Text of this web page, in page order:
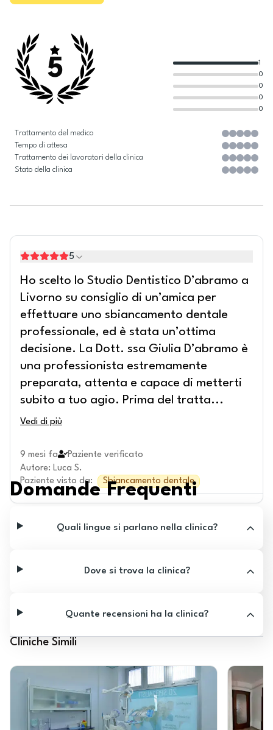
5
0
0
0
0
1
Trattamento del medico
Tempo di attesa
Trattamento dei lavoratori della clinica
Stato della clinica
5
Ho scelto lo Studio Dentistico D’abramo a
Livorno su consiglio di un’amica per
effettuare uno sbiancamento dentale
professionale, ed è stata un’ottima
decisione. La Dott. ssa Giulia D’abramo è
una professionista estremamente
preparata, attenta e capace di metterti
subito a tuo agio. Prima del tratta...
Vedi di più
9 mesi fa
Paziente verificato
Autore: Luca S.
Paziente visto da: Sbiancamento dentale
Domande Frequenti
Quali lingue si parlano nella clinica?
Dove si trova la clinica?
Quante recensioni ha la clinica?
Cliniche Simili